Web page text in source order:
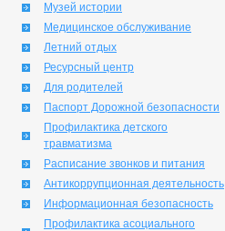
Музей истории
Медицинское обслуживание
Летний отдых
Ресурсный центр
Для родителей
Паспорт Дорожной безопасности
Профилактика детского
травматизма
Расписание звонков и питания
Антикоррупционная деятельность
Информационная безопасность
Профилактика асоциального